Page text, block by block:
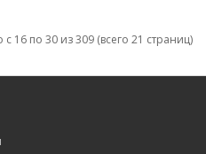
с 16 по 30 из 309 (всего 21 страниц)